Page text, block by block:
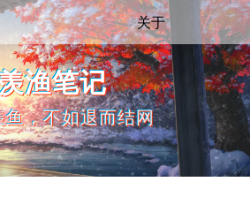
关于
渔笔记
鱼，不如退而结网